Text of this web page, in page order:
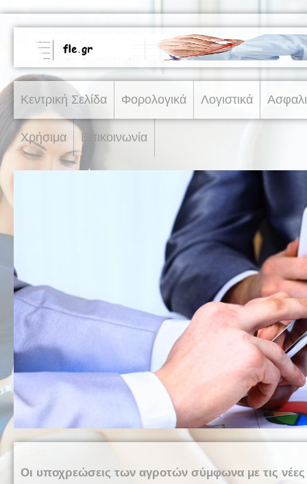
Κεντρική Σελίδα Φορολογικά Λογιστικά
Χρήσιμα Επικοινωνία
Οι υποχρεώσεις των αγροτών σύμφωνα με τις